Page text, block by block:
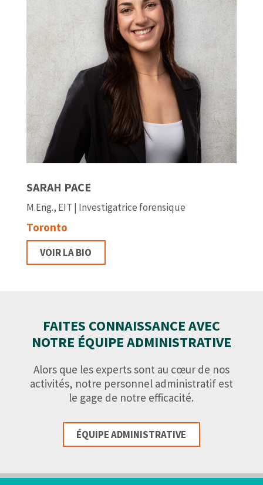
SARAH PACE
M.Eng., EIT | Investigatrice forensique
Toronto
VOIR LA BIO
FAITES CONNAISSANCE AVEC
NOTRE ÉQUIPE ADMINISTRATIVE
Alors que les experts sont au cœur de nos
activités, notre personnel administratif est
le gage de notre efficacité.
ÉQUIPE ADMINISTRATIVE